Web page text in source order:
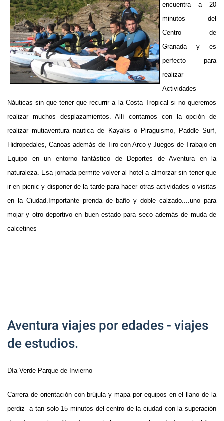
encuentra a 20
minutos del
Centro de
Granada y es
perfecto para
realizar
Actividades
Náuticas sin que tener que recurrir a la Costa Tropical si no queremos
realizar muchos desplazamientos. Allí contamos con la opción de
realizar mutiaventura nautica de Kayaks o Piraguismo, Paddle Surf,
Hidropedales, Canoas además de Tiro con Arco y Juegos de Trabajo en
Equipo en un entorno fantástico de Deportes de Aventura en la
naturaleza. Esa jornada permite volver al hotel a almorzar sin tener que
ir en picnic y disponer de la tarde para hacer otras actividades o visitas
en la Ciudad. Importante prenda de baño y doble calzado....uno para
mojar y otro deportivo en buen estado para seco además de muda de
calcetines
Aventura viajes por edades - viajes
de estudios.
Día Verde Parque de Invierno
Carrera de orientación con brújula y mapa por equipos en el llano de la
perdiz a tan solo 15 minutos del centro de la ciudad con la superación